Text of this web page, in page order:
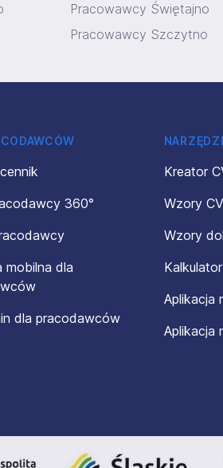
Pracowawcy Świętajno
Pracowawcy Szczytno
360°
mobilna dla
dla pracodawców
Kreator
Wzory CV
Wzory
Aplikacja
Aplikacja